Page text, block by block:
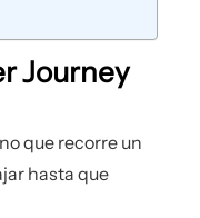
Journey
que recorre un
hasta que